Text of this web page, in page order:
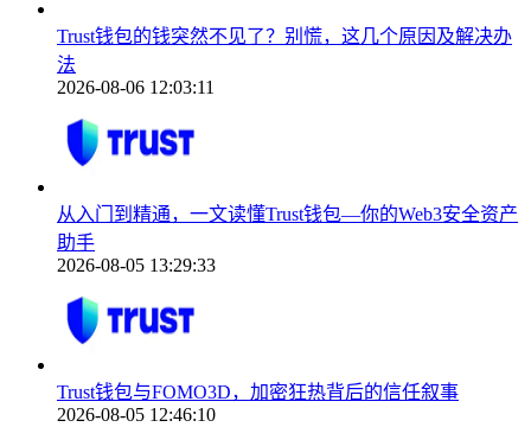
Trust钱包的钱突然不见了？别慌，这几个原因及解决办
法
2026-08-06 12:03:11
从入门到精通，一文读懂Trust钱包—你的Web3安全资产
助手
2026-08-05 13:29:33
Trust钱包与FOMO3D，加密狂热背后的信任叙事
2026-08-05 12:46:10